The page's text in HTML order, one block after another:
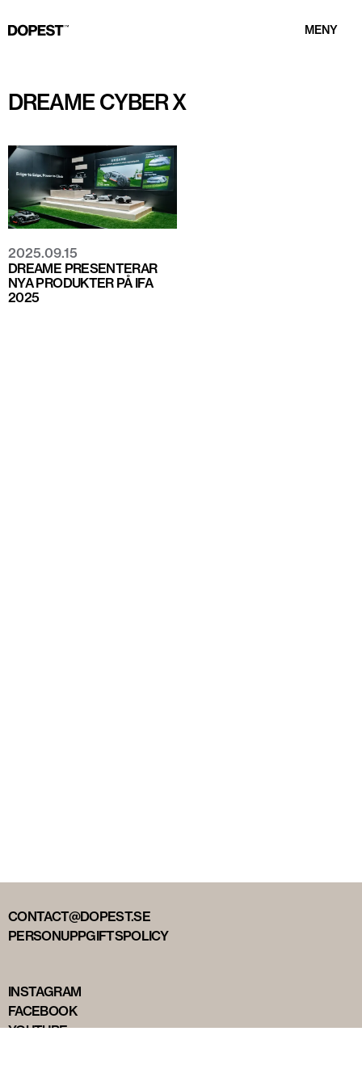
MENY
DREAME CYBER X
2025.09.15
DREAME PRESENTERAR
NYA PRODUKTER PÅ IFA
2025
CONTACT@DOPEST.SE
PERSONUPPGIFTSPOLICY
INSTAGRAM
FACEBOOK
YOUTUBE